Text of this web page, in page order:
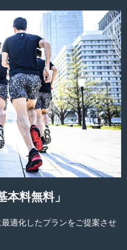
本料無料」
適化したプランをご提案させ